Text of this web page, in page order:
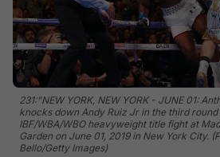
231:"NEW YORK, NEW YORK - JUNE 01:
knocks down Andy Ruiz Jr in the third
IBF/WBA/WBO heavyweight title fight at
Garden on June 01, 2019 in New York City.
Bello/Getty Images)